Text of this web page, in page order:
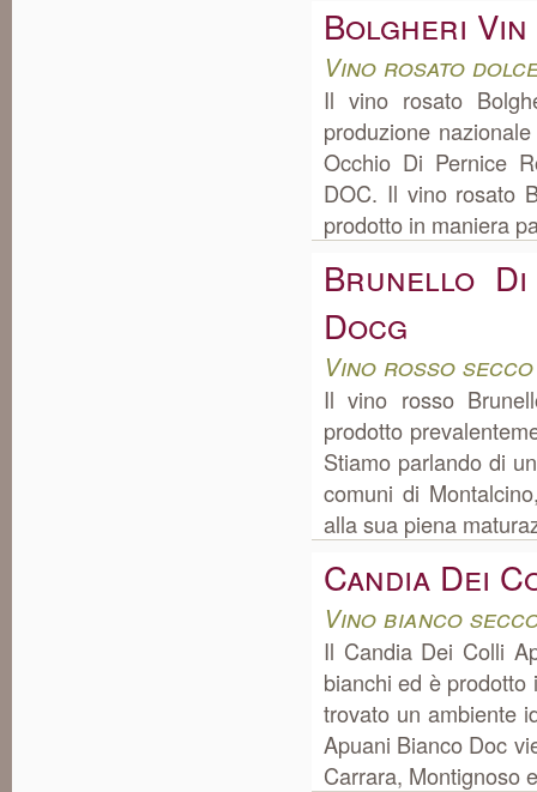
Bolgheri Vin
Vino rosato
Il vino rosato
produzione
Occhio Di Pernice
DOC. Il vino rosato
prodotto in maniera
Brunello
Docg
Vino rosso
Il vino rosso
prodotto
Stiamo parlando di
comuni di
alla sua piena
Candia Dei
Vino bianco
Il Candia Dei Colli
bianchi ed è prodotto
trovato un ambiente
Apuani Bianco Doc
Carrara, Montignoso